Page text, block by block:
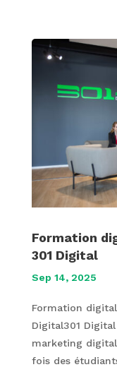
Formation
301 Digital
Sep 14, 2025
Formation
Digital301
marketing
fois des